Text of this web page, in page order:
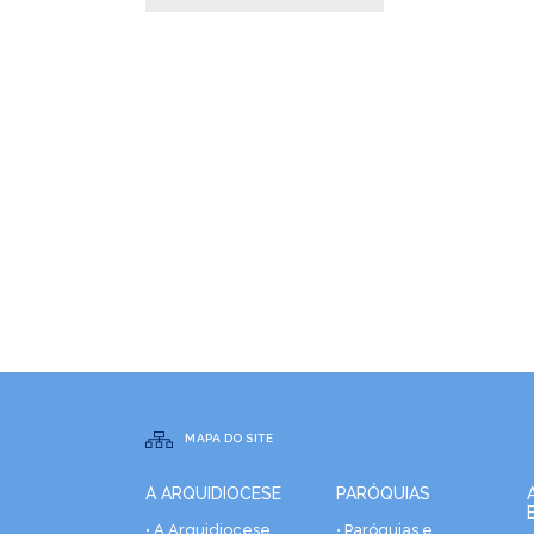
MAPA DO SITE
A ARQUIDIOCESE
• A Arquidiocese
PARÓQUIAS
• Paróquias e